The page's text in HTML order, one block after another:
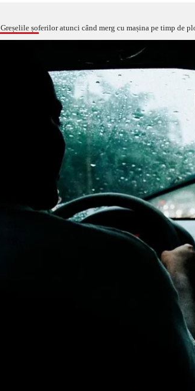
Greșelile șoferilor atunci când merg cu mașina pe timp de